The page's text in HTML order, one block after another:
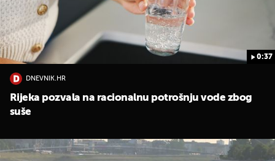
0:37
DNEVNIK.HR
Rijeka pozvala na racionalnu potrošnju vode zbog
suše